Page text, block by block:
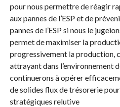
pour nous permettre de réagir
aux pannes de l’ESP et de
pannes de l’ESP si nous le
permet de maximiser la
progressivement la production,
attrayant dans l’environnement
continuerons à opérer
de solides flux de trésorerie
stratégiques relutive